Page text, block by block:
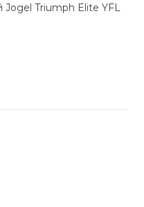
Jogel Triumph Elite YFL